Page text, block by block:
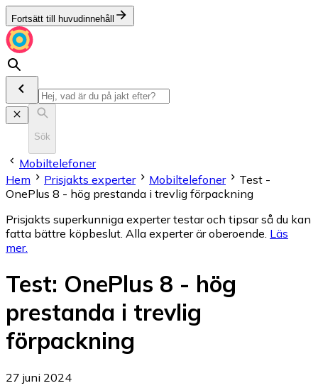
Fortsätt till huvudinnehåll
Sök
Mobiltelefoner
Hem
Prisjakts experter Mobiltelefoner
Test -
OnePlus 8 - hög prestanda i trevlig förpackning
Prisjakts superkunniga experter testar och tipsar så du kan
fatta bättre köpbeslut. Alla experter är oberoende. Läs
mer.
Test: OnePlus 8 - hög
prestanda i trevlig
förpackning
27 juni 2024